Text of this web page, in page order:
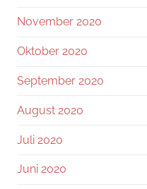
November 2020
Oktober 2020
September 2020
August 2020
Juli 2020
Juni 2020